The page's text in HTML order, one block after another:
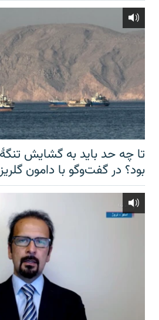
تا چه حد باید به گشایش
بود؟ در گفت‌وگو با دامون گلریز